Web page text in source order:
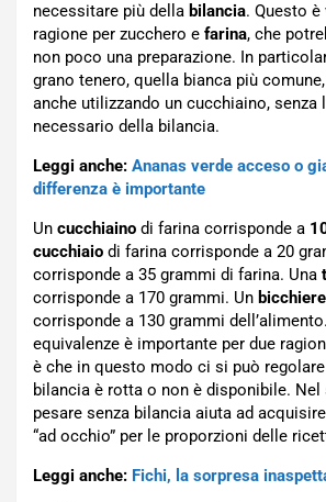
necessitare più della bilancia. Questo
ragione per zucchero e farina, che
non poco una preparazione. In
grano tenero, quella bianca più
anche utilizzando un cucchiaino, senza
necessario della bilancia.
Leggi anche: Ananas verde acceso o
differenza è importante
Un cucchiaino di farina corrisponde a
cucchiaio di farina corrisponde a 20
corrisponde a 35 grammi di farina. Una
corrisponde a 170 grammi. Un bicchiere
corrisponde a 130 grammi
equivalenze è importante per due
è che in questo modo ci si può
bilancia è rotta o non è disponibile.
pesare senza bilancia aiuta ad
“ad occhio” per le proporzioni delle
Leggi anche: Fichi, la sorpresa